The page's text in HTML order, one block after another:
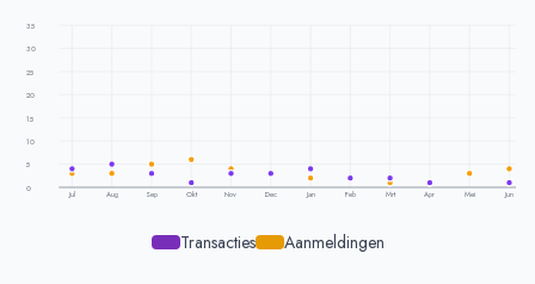
35
30
25
20
15
10
5
0
Jul Aug Sep Okt Nov Dec Jan Feb Mrt Apr Mei Jun
Transacties Aanmeldingen